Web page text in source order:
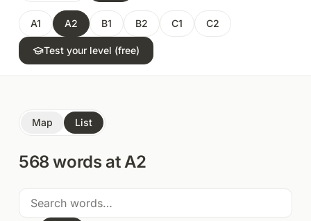
A1 A2 B1 B2 C1 C2
Test your level (free)
Map List
568words atA2